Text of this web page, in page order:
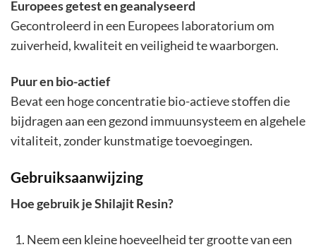
Europees getest en geanalyseerd
Gecontroleerd in een Europees laboratorium om
zuiverheid, kwaliteit en veiligheid te waarborgen.
Puur en bio-actief
Bevat een hoge concentratie bio-actieve stoffen die
bijdragen aan een gezond immuunsysteem en algehele
vitaliteit, zonder kunstmatige toevoegingen.
Gebruiksaanwijzing
Hoe gebruik je Shilajit Resin?
Neem een kleine hoeveelheid ter grootte van een